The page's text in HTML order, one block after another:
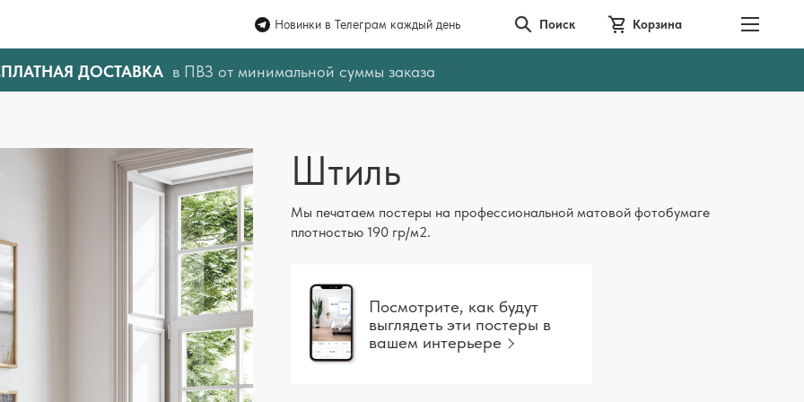
Новинки в Телеграм каждый день Поиск Корзина
ДОСТАВКА в ПВЗ от минимальной суммы заказа
Штиль
Мы печатаем постеры на профессиональной матовой фотобумаге
плотностью 190 гр/м2.
Посмотрите, как будут
выглядеть эти постеры в
вашем интерьере